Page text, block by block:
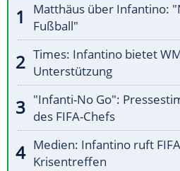
Matthäus über Infantino:
Fußball"
Times: Infantino bietet
Unterstützung
"Infanti-No Go":
des FIFA-Chefs
Medien: Infantino ruft
Krisentreffen